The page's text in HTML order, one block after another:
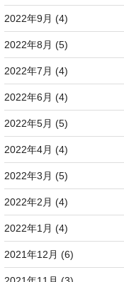
2022年9月 (4)
2022年8月 (5)
2022年7月 (4)
2022年6月 (4)
2022年5月 (5)
2022年4月 (4)
2022年3月 (5)
2022年2月 (4)
2022年1月 (4)
2021年12月 (6)